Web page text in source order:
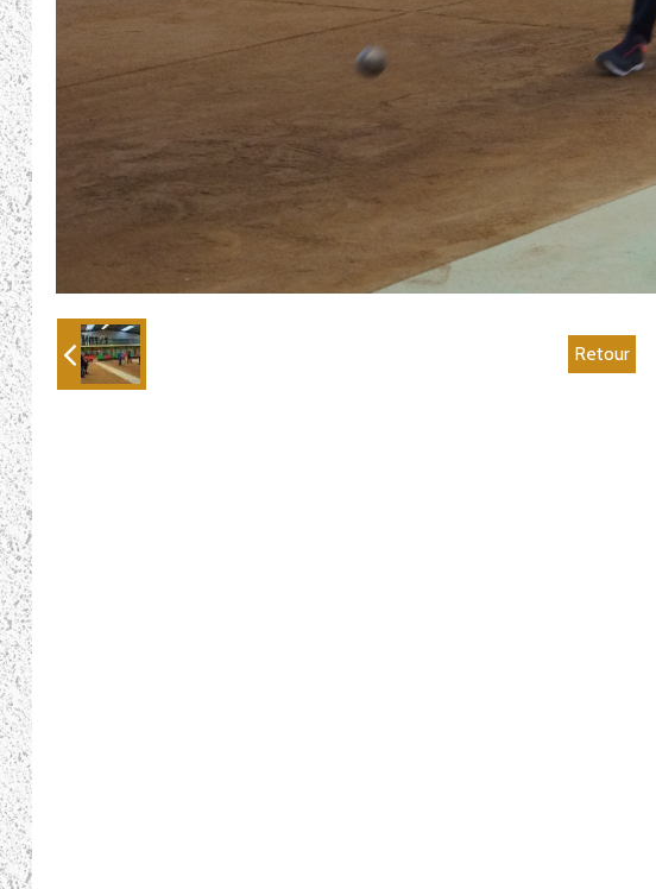
Retour